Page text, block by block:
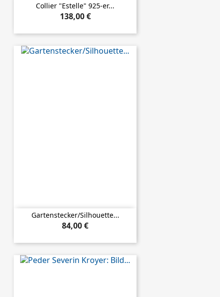
Collier "Estelle" 925-er...
138,00 €
Gartenstecker/Silhouette...
84,00 €